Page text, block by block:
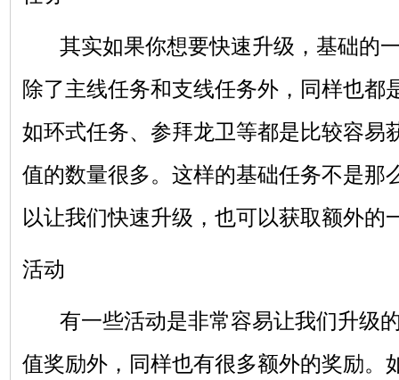
其实如果你想要快速升级，基础的
除了主线任务和支线任务外，同样也都
如环式任务、参拜龙卫等都是比较容易
值的数量很多。这样的基础任务不是那
以让我们快速升级，也可以获取额外的
活动
有一些活动是非常容易让我们升级
值奖励外，同样也有很多额外的奖励。